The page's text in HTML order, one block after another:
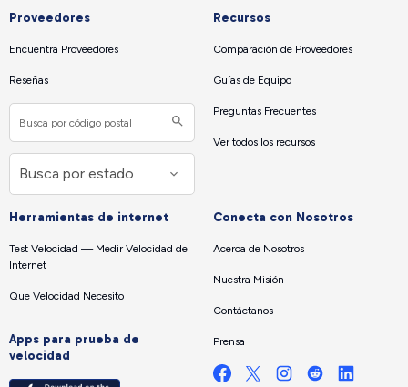
Proveedores
Encuentra Proveedores
Reseñas
Recursos
Comparación de Proveedores
Guías de Equipo
Preguntas Frecuentes
Ver todos los recursos
Herramientas de internet
Test Velocidad — Medir Velocidad de
Internet
Que Velocidad Necesito
Apps para prueba de
velocidad
Conecta con Nosotros
Acerca de Nosotros
Nuestra Misión
Contáctanos
Prensa